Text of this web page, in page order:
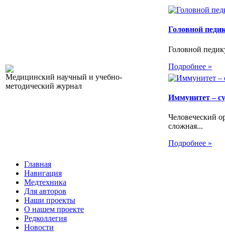
Медицинский научный и учебно-
методический журнал
Головной
Головной
Подробнее »
Иммунитет –
Человеческий
сложная...
Подробнее »
Главная
Навигация
Медтехника
Для авторов
Наши проекты
О нашем проекте
Редколлегия
Новости